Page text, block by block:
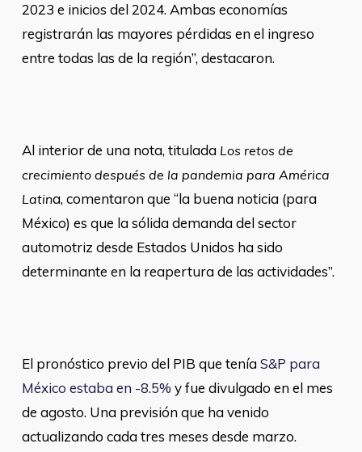
2023 e inicios del 2024. Ambas economías
registrarán las mayores pérdidas en el ingreso
entre todas las de la región”, destacaron.
Al interior de una nota, titulada Los retos de
crecimiento después de la pandemia para América
Latina, comentaron que “la buena noticia (para
México) es que la sólida demanda del sector
automotriz desde Estados Unidos ha sido
determinante en la reapertura de las actividades”.
El pronóstico previo del PIB que teníaS&P para
México estaba en -8.5% y fue divulgado en el mes
de agosto. Una previsión que ha venido
actualizando cada tres meses desde marzo.